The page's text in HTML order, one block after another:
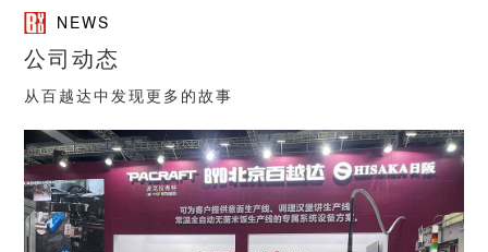
NEWS
公司动态
从百越达中发现更多的故事